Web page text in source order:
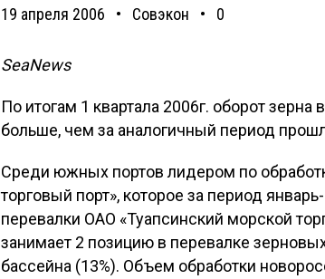
19 апреля 2006 Совэкон 0
SeaNews
По итогам 1 квартала 2006г. оборот зерна
больше, чем за аналогичный период
Среди южных портов лидером по
торговый порт», которое за период
перевалки ОАО «Туапсинский морской
занимает 2 позицию в перевалке
бассейна (13%). Объем обработки